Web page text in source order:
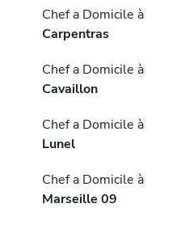
Chef a Domicile à
Carpentras
Chef a Domicile à
Cavaillon
Chef a Domicile à
Lunel
Chef a Domicile à
Marseille 09